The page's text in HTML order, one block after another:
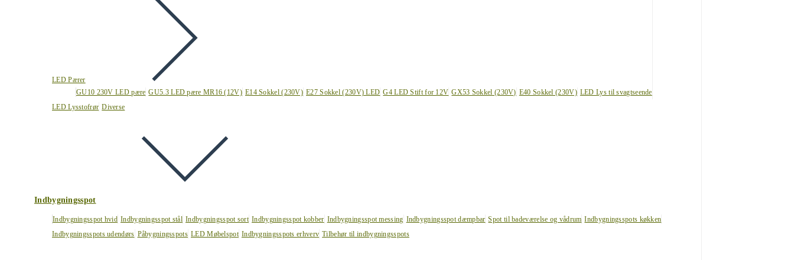
LED Pærer
GU10 230V LED pære GU5.3 LED pære MR16 (12V) E14 Sokkel (230V) E27 Sokkel (230V) LED G4 LED Stift for 12V GX53 Sokkel (230V) E40 Sokkel (230V) LED Lys til svagtseende
LED Lysstofrør Diverse
Indbygningsspot
Indbygningsspot hvid Indbygningsspot stål Indbygningsspot sort Indbygningsspot kobber Indbygningsspot messing Indbygningsspot dæmpbar Spot til badeværelse og vådrum Indbygningsspots køkken
Indbygningsspots udendørs Påbygningsspots LED Møbelspot Indbygningsspots erhverv Tilbehør til indbygningsspots